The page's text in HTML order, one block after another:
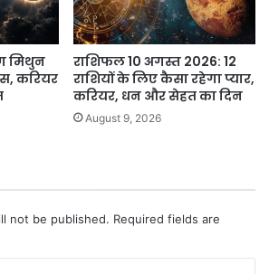
मिथुन
करियर
राशिफल 10 अगस्त 2026: 12
राशियों के लिए कैसा रहेगा प्यार,
करियर, धन और सेहत का दिन
August 9, 2026
not be published. Required fields are